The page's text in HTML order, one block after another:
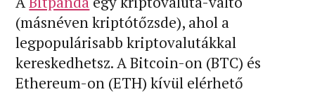
(másnéven kriptótőzsde), ahol a
legpopulárisabb kriptovalutákkal
kereskedhetsz. A Bitcoin-on (BTC) és
Ethereum-on (ETH) kívül elérhető